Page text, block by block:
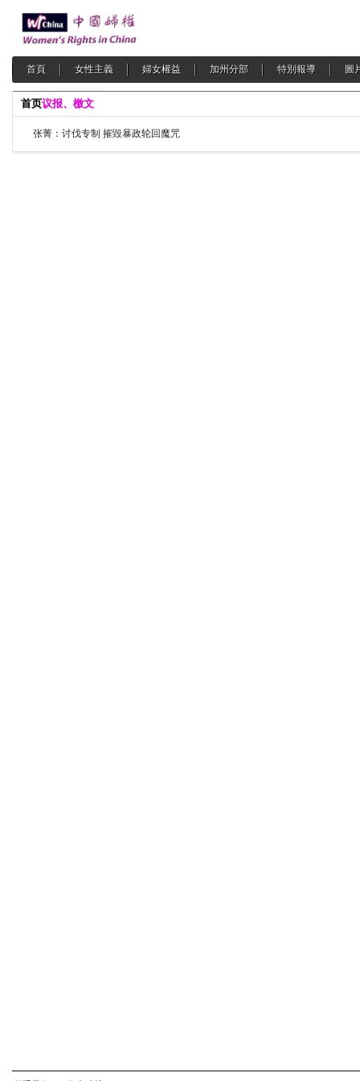
首頁 女性主義 婦女權益 加州分部 特別報導 圖
首页议报、檄文
张菁：讨伐专制 摧毀暴政轮回魔咒